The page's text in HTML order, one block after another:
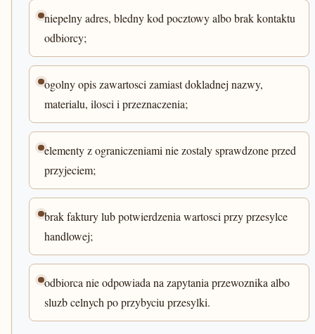
niepelny adres, bledny kod pocztowy albo brak kontaktu
odbiorcy;
ogolny opis zawartosci zamiast dokladnej nazwy,
materialu, ilosci i przeznaczenia;
elementy z ograniczeniami nie zostaly sprawdzone przed
przyjeciem;
brak faktury lub potwierdzenia wartosci przy przesylce
handlowej;
odbiorca nie odpowiada na zapytania przewoznika albo
sluzb celnych po przybyciu przesylki.